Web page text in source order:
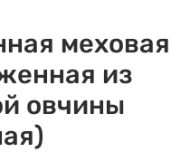
меховая
из
овчины